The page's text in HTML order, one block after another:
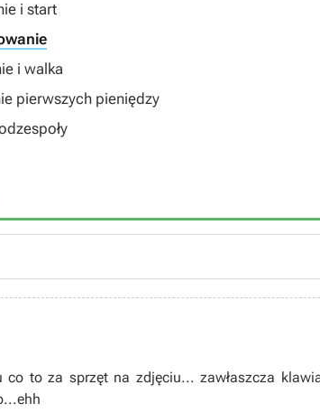
i start
i walka
pierwszych pieniędzy
co to za sprzęt na zdjęciu... zawłaszcza